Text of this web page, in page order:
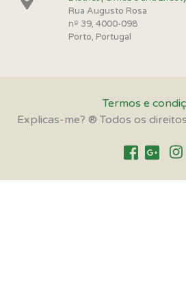
Rua Augusto Rosa
nº 39, 4000-098
Porto, Portugal
Termos e
Explicas-me? ® Todos os